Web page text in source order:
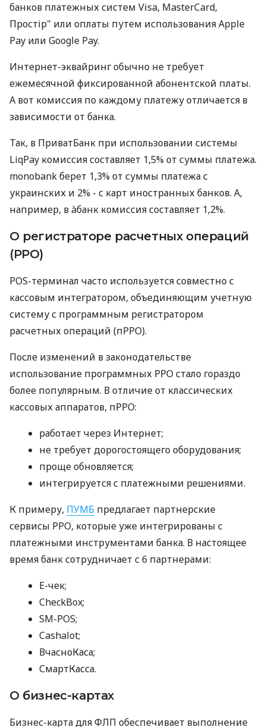
банков платежных систем Visa, MasterCard,
Простір" или оплаты путем использования Apple
Pay или Google Pay.
Интернет-эквайринг обычно не требует
ежемесячной фиксированной абонентской платы.
А вот комиссия по каждому платежу отличается в
зависимости от банка.
Так, в ПриватБанк при использовании системы
LiqPay комиссия составляет 1,5% от суммы платежа.
monobank берет 1,3% от суммы платежа с
украинских и 2% - с карт иностранных банков. А,
например, в àбанк комиссия составляет 1,2%.
О регистраторе расчетных операций
(РРО)
POS-терминал часто используется совместно с
кассовым интегратором, объединяющим учетную
систему с программным регистратором
расчетных операций (пРРО).
После изменений в законодательстве
использование программных РРО стало гораздо
более популярным. В отличие от классических
кассовых аппаратов, пРРО:
работает через Интернет;
не требует дорогостоящего оборудования;
проще обновляется;
интегрируется с платежными решениями.
К примеру, ПУМБ предлагает партнерские
сервисы РРО, которые уже интегрированы с
платежными инструментами банка. В настоящее
время банк сотрудничает с 6 партнерами:
E-чек;
CheckBox;
SM-POS;
Cashalot;
ВчасноКаса;
СмартКасса.
О бизнес-картах
Бизнес-карта для ФЛП обеспечивает выполнение